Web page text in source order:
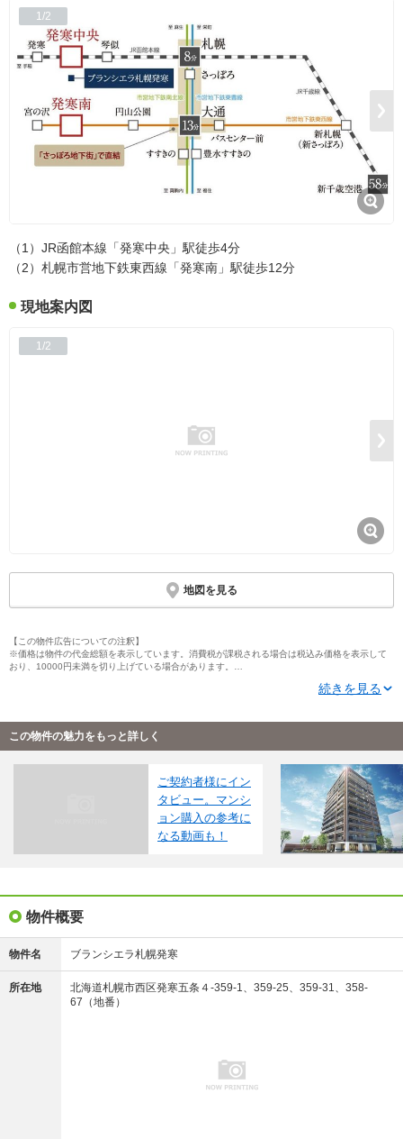
1/2
（1）JR函館本線「発寒中央」駅徒歩4分
（2）札幌市営地下鉄東西線「発寒南」駅徒歩12分
現地案内図
1/2
地図を見る
【この物件広告についての注釈】
※価格は物件の代金総額を表示しています。消費税が課税される場合は税込み価格を表示して
おり、10000円未満を切り上げている場合があります。
いない場合があります。住戸タイプと各住戸の価格帯表記について、単位（1000万円・100万
らの一部のみ展示している「サンプルルーム」や「ギャラリー」、「インフォメーションセン
ター」なども含みます。
※ＣＧ合成の画像の場合、実際とは多少異なる場合があります。
※写真に写っている、またはパース（絵）や間取り図に描かれている家具や車などは、特にコ
メントがない場合、販売価格に含まれません。
※完成後１年以上を経過した未入居物件が掲載される場合があります。ご了承ください。
※掲載の省エネ性能ラベル内の物件・住棟・号室名称については最新のものに変更されている
※概要のエネルギー消費性能、断熱性能、目安光熱費については、表示している省エネ性能ラ
ベルによってデータの内容が異なります。販売戸数が複数の住棟ラベル、または住戸ラベルの
※地図上に表示される物件の位置は付近住所に所在することを表すものであり、実際の物件所
※地図の更新タイミングの関係で、物件情報が実際のものとは異なる場合や最新情報に更新さ
※1.計画段階の図面を基に描き起こしたもので実際とは多少異なります。共用施設の利用は管
理規約によります。また一部有料となるものがあります。詳細はお問合せください。
※2.建築物省エネルギー性能表示制度「BELS（ベルス）」による第三者認証。
※3.掲載の電車所要時間は通勤時（7:30～9:00着）の所要時間で曜日・時間帯により多少異な
る場合がございます。所要時間は「ジョルダン乗換案内」に基づき作成しております。ダイヤ
※5.現地周辺の地図等を基に描き起こしたもので実際とは道路の形状、建物の位置関係、サイ
ズ、距離等は異なります。また、周辺環境は将来にわたって保証されるものではありません。
続きを見る
この物件の魅力をもっと詳しく
ご契約者様にイン
タビュー。マンシ
ョン購入の参考に
なる動画も！
物件概要
物件名 ブランシエラ札幌発寒
所在地
北海道札幌市西区発寒五条４-359-1、359-25、359-31、358-
67（地番）